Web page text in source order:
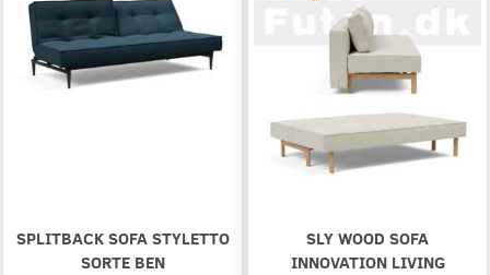
SPLITBACK SOFA STYLETTO
SORTE BEN
SLY WOOD SOFA
INNOVATION LIVING